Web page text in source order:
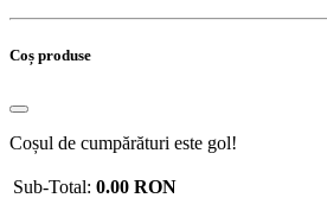
Coș produse
Coșul de cumpărături este gol!
Sub-Total: 0.00 RON